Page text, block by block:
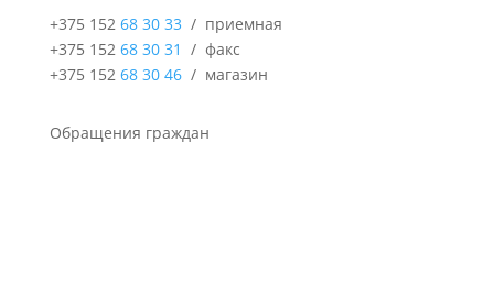
+375 152 68 30 33/ приемная
+375 152 68 30 31 / факс
+375 152 68 30 46/ магазин
Обращения граждан